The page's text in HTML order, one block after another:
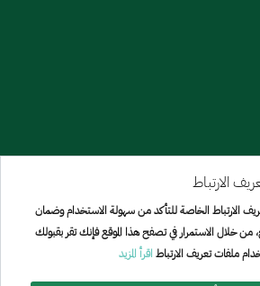
الارتباط
الارتباط الخاصة للتأكد من سهولة الاستخدام وضمان
خلال الاستمرار في تصفح هذا الموقع فإنك تقر بقبولك
ملفات تعريف الارتباط اقرأ المزيد